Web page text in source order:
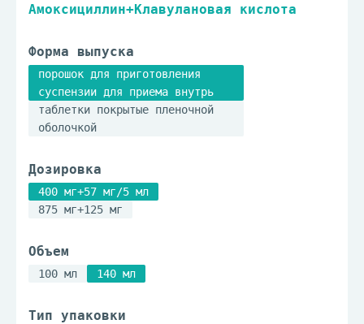
Амоксициллин+Клавулановая кислота
Форма выпуска
порошок для приготовления
суспензии для приема внутрь
таблетки покрытые пленочной
оболочкой
Дозировка
400 мг+57 мг/5 мл
875 мг+125 мг
Объем
100 мл 140 мл
Тип упаковки